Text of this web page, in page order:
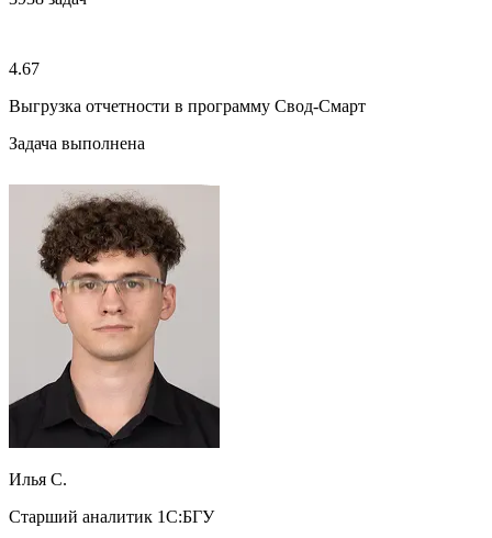
4.67
Выгрузка отчетности в программу Свод-Смарт
Задача выполнена
Илья С.
Старший аналитик 1С:БГУ